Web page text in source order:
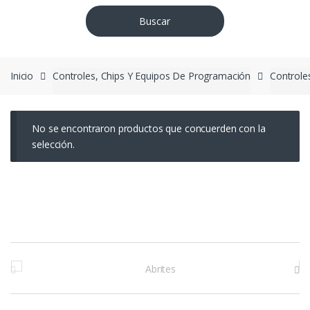
Buscar
Inicio Controles, Chips Y Equipos De Programación
No se encontraron productos que concuerden con la
selección.
M